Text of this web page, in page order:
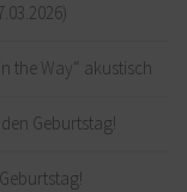
the Way“ akustisch
Geburtstag!